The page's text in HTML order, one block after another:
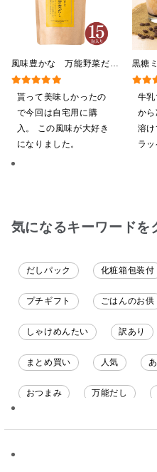
黒糖
希釈
牛
か
溶
ラッ
風味豊かな 万能野菜だ
し 120g（8g×15包）
【だしパック】
貰って美味しかったの
で今回は自宅用に購
入。 この風味が大好き
になりました。
気になるキーワードを
だしパック 化粧箱包装付
プチギフト ごはんのお供
しゃけめんたい 訳あり
まとめ買い 人気
おつまみ 万能だし